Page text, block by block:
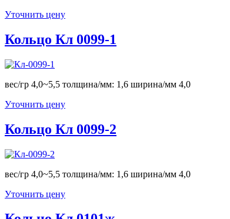
Уточнить цену
Кольцо Кл 0099-1
вес/гр 4,0~5,5 толщина/мм: 1,6 ширина/мм 4,0
Уточнить цену
Кольцо Кл 0099-2
вес/гр 4,0~5,5 толщина/мм: 1,6 ширина/мм 4,0
Уточнить цену